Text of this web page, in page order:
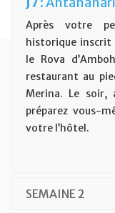
Après votre
historique inscrit
le Rova
restaurant au
Merina. Le soir,
préparez vous-
votre l’hôtel.
SEMAINE 2